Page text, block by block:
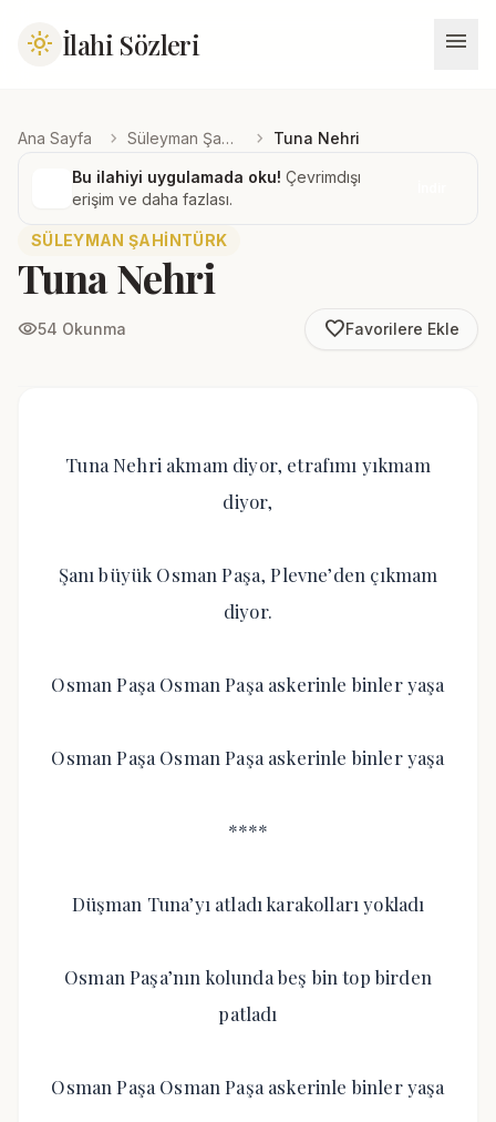
light_mode İlahi Sözleri menu
Ana Sayfa chevron_right Süleyman Şahintürk chevron_right Tuna Nehri
Bu ilahiyi uygulamada oku! Çevrimdışı
erişim ve daha fazlası.
SÜLEYMAN ŞAHINTÜRK
Tuna Nehri
visibility54 Okunma favorite_borderFavorilere Ekle
Tuna Nehri akmam diyor, etrafımı yıkmam
diyor,
Şanı büyük Osman Paşa, Plevne’den çıkmam
diyor.
Osman Paşa Osman Paşa askerinle binler yaşa
Osman Paşa Osman Paşa askerinle binler yaşa
****
Düşman Tuna’yı atladı karakolları yokladı
Osman Paşa’nın kolunda beş bin top birden
patladı
Osman Paşa Osman Paşa askerinle binler yaşa